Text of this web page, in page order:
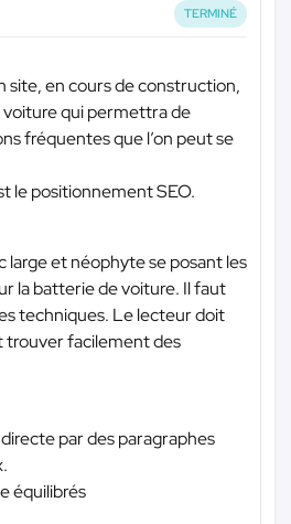
TERMINÉ
site, en cours de construction,
voiture qui permettra de
fréquentes que l’on peut se
le positionnement SEO.
large et néophyte se posant les
la batterie de voiture. Il faut
techniques. Le lecteur doit
trouver facilement des
par des paragraphes
équilibrés